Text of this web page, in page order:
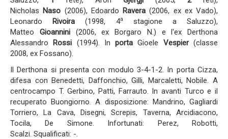
Nicholas Naso (2006), Edoardo Ravera(2006, ex ex Vado),
Leonardo Rivoira(1998, 4a
stagione a Saluzzo),
Matteo Gioannini(2006, ex Borgaro N.) e l'ex Derthona
Alessandro Rossi (1994). InportaGioele Vespier(classe
2008, ex Fossano).
Il Derthona si presenta con modulo 3-4-1-2. In porta Cizza,
difesa con Benedetti, Daffonchio, Gilli, Marcaletti, Nobile. A
centrocampo T. Gerbino, Patti, Farrauto. In avanti Turco e il
recuperato Buongiorno. A disposizione: Mandrino, Gagliardi
Torriero, La Cava, Disegni, Screpis, Taverna, Arcidiacono,
Tocila, De Simone. Infortunati: Perez, Robotti,
Scalzi. Squalificati: -.